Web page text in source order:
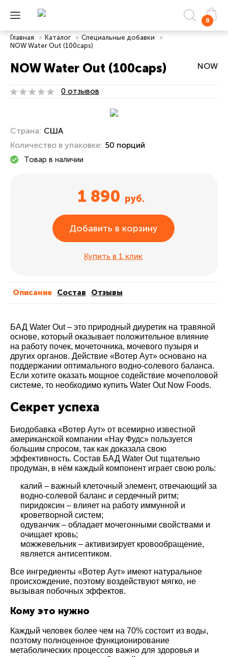
0
Главная » Каталог » Специальные добавки
»
NOW Water Out (100caps)
NOW Water Out (100caps) NOW
0 отзывов
Страна: США
Количество в упаковке: 50 порций
Товар в наличии
1 890 руб.
Добавить в корзину
Купить в 1 клик
Описание Cостав Отзывы
БАД Water Out – это природный диуретик на травяной
основе, который оказывает положительное влияние
на работу почек, мочеточника, мочевого пузыря и
других органов. Действие «Вотер Аут» основано на
поддержании оптимального водно-солевого баланса.
Если хотите оказать мощное содействие мочеполовой
системе, то необходимо купить Water Out Now Foods.
Секрет успеха
Биодобавка «Вотер Аут» от всемирно известной
американской компании «Нау Фудс» пользуется
большим спросом, так как доказала свою
эффективность. Состав БАД Water Out тщательно
продуман, в нём каждый компонент играет свою роль:
калий – важный клеточный элемент, отвечающий за
водно-солевой баланс и сердечный ритм;
пиридоксин – влияет на работу иммунной и
кроветворной систем;
одуванчик – обладает мочегонными свойствами и
очищает кровь;
можжевельник – активизирует кровообращение,
является антисептиком.
Все ингредиенты «Вотер Аут» имеют натуральное
происхождение, поэтому воздействуют мягко, не
вызывая побочных эффектов.
Кому это нужно
Каждый человек более чем на 70% состоит из воды,
поэтому полноценное функционирование
метаболических процессов важно для здоровья и